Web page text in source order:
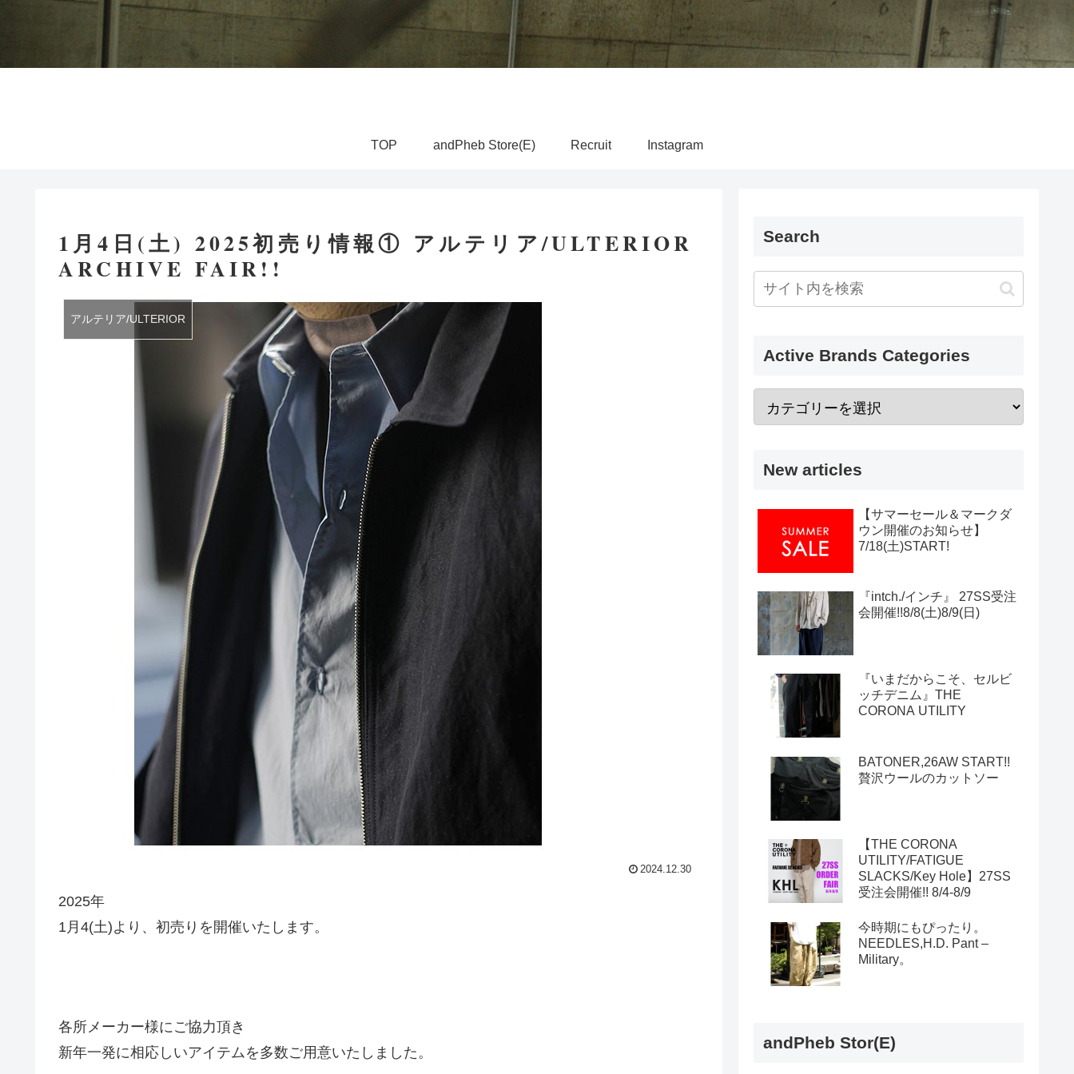
TOP andPheb Store(E) Recruit Instagram
1月4日(土) 2025初売り情報① アルテリア/ULTERIOR
ARCHIVE FAIR!!
アルテリア/ULTERIOR
2024.12.30
2025年
1月4(土)より、初売りを開催いたします。
各所メーカー様にご協力頂き
新年一発に相応しいアイテムを多数ご用意いたしました。
Search
Active Brands Categories
New articles
【サマーセール＆マークダ
ウン開催のお知らせ】
7/18(土)START!
『intch./インチ』 27SS受注
会開催!!8/8(土)8/9(日)
『いまだからこそ、セルビ
ッチデニム』THE
CORONA UTILITY
BATONER,26AW START!!
贅沢ウールのカットソー
【THE CORONA
UTILITY/FATIGUE
SLACKS/Key Hole】27SS
受注会開催!! 8/4-8/9
今時期にもぴったり。
NEEDLES,H.D. Pant –
Military。
andPheb Stor(E)